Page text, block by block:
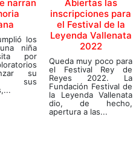
narran
los
niña
por
su
sus
Abiertas las
inscripciones para
el Festival de la
Leyenda Vallenata
2022
Queda muy poco para
el Festival Rey de
Reyes 2022. La
Fundación Festival de
la Leyenda Vallenata
dio, de hecho,
apertura a las...